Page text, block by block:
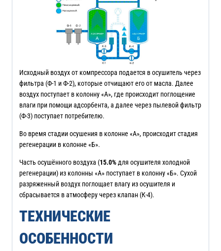
Исходный воздух от компрессора подается в осушитель через
фильтра (Ф-1 и Ф-2), которые отчищают его от масла. Далее
воздух поступает в колонну «А», где происходит поглощение
влаги при помощи адсорбента, а далее через пылевой фильтр
(Ф-3) поступает потребителю.
Во время стадии осушения в колонне «А», происходит стадия
регенерации в колонне «Б».
Часть осушённого воздуха (15.0% для осушителя холодной
регенерации) из колонны «А» поступает в колонну «Б». Сухой
разряженный воздух поглощает влагу из осушителя и
сбрасывается в атмосферу через клапан (К-4).
ТЕХНИЧЕСКИЕ
ОСОБЕННОСТИ